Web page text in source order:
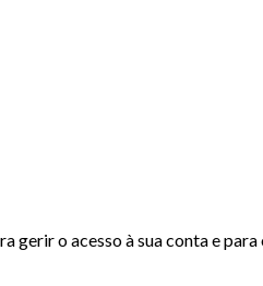
gerir o acesso à sua conta e